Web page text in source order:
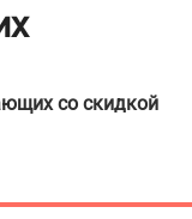
со скидкой